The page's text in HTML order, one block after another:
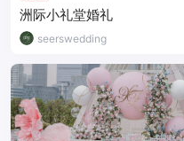
洲际小礼堂婚礼
seerswedding